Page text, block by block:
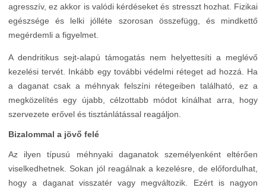
agresszív, ez akkor is valódi kérdéseket és stresszt hozhat. Fizikai
egészsége és lelki jólléte szorosan összefügg, és mindkettő
megérdemli a figyelmet.
A dendritikus sejt-alapú támogatás nem helyettesíti a meglévő
kezelési tervét. Inkább egy további védelmi réteget ad hozzá. Ha
a daganat csak a méhnyak felszíni rétegeiben található, ez a
megközelítés egy újabb, célzottabb módot kínálhat arra, hogy
szervezete erővel és tisztánlátással reagáljon.
Bizalommal a jövő felé
Az ilyen típusú méhnyaki daganatok személyenként eltérően
viselkedhetnek. Sokan jól reagálnak a kezelésre, de előfordulhat,
hogy a daganat visszatér vagy megváltozik. Ezért is nagyon